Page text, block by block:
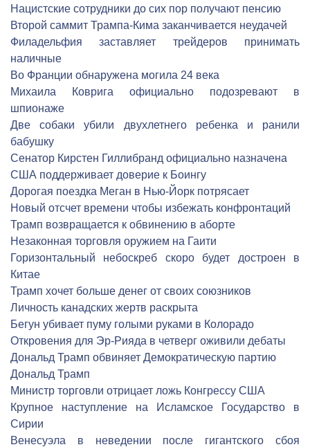
Нацистские сотрудники до сих пор получают пенсию
Второй саммит Трампа-Кима заканчивается неудачей
Филадельфия заставляет трейдеров принимать
наличные
Во Франции обнаружена могила 24 века
Михаила Коврига официально подозревают в
шпионаже
Две собаки убили двухлетнего ребенка и ранили
бабушку
Сенатор Кирстен Гиллибранд официально назначена
США поддерживает доверие к Боингу
Дорогая поездка Меган в Нью-Йорк потрясает
Новый отсчет времени чтобы избежать конфронтаций
Трамп возвращается к обвинению в аборте
Незаконная торговля оружием на Гаити
Горизонтальный небоскреб скоро будет достроен в
Китае
Трамп хочет больше денег от своих союзников
Личность канадских жертв раскрыта
Бегун убивает пуму голыми руками в Колорадо
Откровения для Эр-Рияда в четверг оживили дебаты
Дональд Трамп обвиняет Демократическую партию
Дональд Трамп
Министр торговли отрицает ложь Конгрессу США
Крупное наступление на Исламское Государство в
Сирии
Венесуэла в неведении после гигантского сбоя